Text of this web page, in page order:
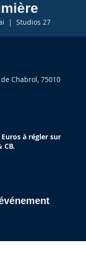
  |
Studios 27
Chabrol, 75010
à régler sur
CB.